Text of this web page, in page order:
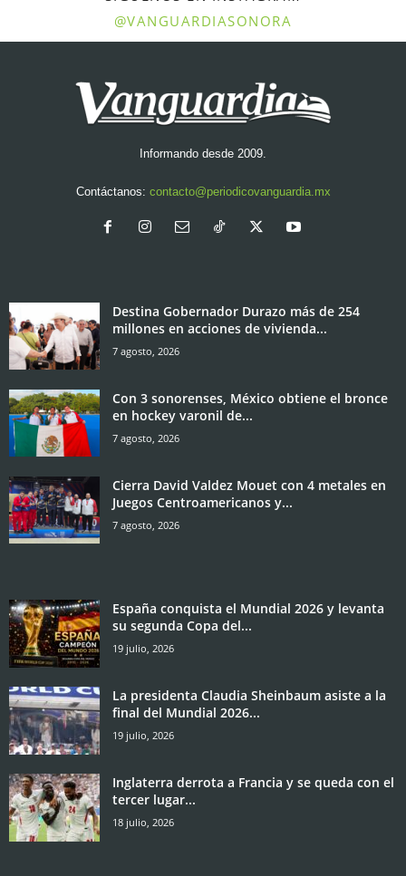
@VANGUARDIASONORA
Informando desde 2009.
Contáctanos: contacto@periodicovanguardia.mx
Destina Gobernador Durazo más de 254
millones en acciones de vivienda...
7 agosto, 2026
Con 3 sonorenses, México obtiene el bronce
en hockey varonil de...
7 agosto, 2026
Cierra David Valdez Mouet con 4 metales en
Juegos Centroamericanos y...
7 agosto, 2026
España conquista el Mundial 2026 y levanta
su segunda Copa del...
19 julio, 2026
La presidenta Claudia Sheinbaum asiste a la
final del Mundial 2026...
19 julio, 2026
Inglaterra derrota a Francia y se queda con el
tercer lugar...
18 julio, 2026